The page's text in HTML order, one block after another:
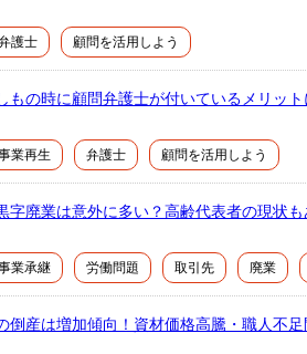
護士 顧問を活用しよう
もの時に顧問弁護士が付いているメリット
業再生 弁護士 顧問を活用しよう
字廃業は意外に多い？高齢代表者の現状
業承継 労働問題 取引先 廃業
倒産は増加傾向！資材価格高騰・職人不